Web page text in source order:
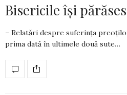
Bisericile își
– Relatări despre suferința
prima dată în ultimele două sute…